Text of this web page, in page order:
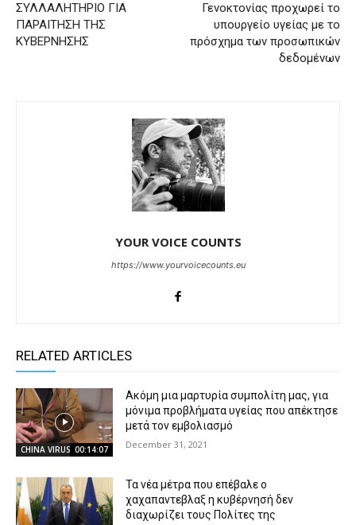
ΣΥΛΛΑΛΗΤΗΡΙΟ ΓΙΑ
ΠΑΡΑΙΤΗΣΗ ΤΗΣ
ΚΥΒΕΡΝΗΣΗΣ
Γενοκτονίας προχωρεί το
υπουργείο υγείας με το
πρόσχημα των προσωπικών
δεδομένων
YOUR VOICE COUNTS
https://www.yourvoicecounts.eu
RELATED ARTICLES
CHINA VIRUS 00:14:07
Ακόμη μια μαρτυρία συμπολίτη μας, για
μόνιμα προβλήματα υγείας που απέκτησε
μετά τον εμβολιασμό
December 31, 2021
Τα νέα μέτρα που επέβαλε ο
χαχαπαντεβλαξ η κυβέρνησή δεν
διαχωρίζει τους Πολίτες της